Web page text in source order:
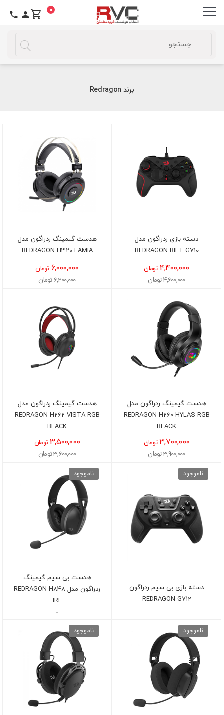
0
برند Redragon
دسته بازی ردراگون مدل
REDRAGON RIFT G710
4,400,000 تومان
4,600,000 تومان
هدست گیمینگ ردراگون مدل
REDRAGON H320 LAMIA
6,000,000 تومان
6,200,000 تومان
هدست گیمینگ ردراگون مدل
REDRAGON H260 HYLAS RGB
BLACK
3,700,000 تومان
3,900,000 تومان
هدست گیمینگ ردراگون مدل
REDRAGON H262 VISTA RGB
BLACK
3,500,000 تومان
3,600,000 تومان
ناموجود
دسته بازی بی سیم ردراگون
REDRAGON G712
-
ناموجود
هدست بی سیم گیمینگ
ردراگون مدل REDRAGON H848
IRE
-
ناموجود ناموجود